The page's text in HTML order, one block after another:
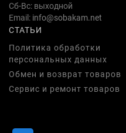
Сб-Вс: выходной
Email: info@sobakam.net
СТАТЬИ
Политика обработки
персональных данных
Обмен и возврат товаров
Сервис и ремонт товаров